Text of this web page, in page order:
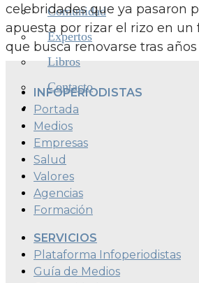
Comunidad
Expertos
Libros
Contacto
celebridades que ya pasaron
apuesta por rizar el rizo en
que busca renovarse tras
INFOPERIODISTAS
Portada
Medios
Empresas
Salud
Valores
Agencias
Formación
SERVICIOS
Plataforma Infoperiodistas
Guía de Medios